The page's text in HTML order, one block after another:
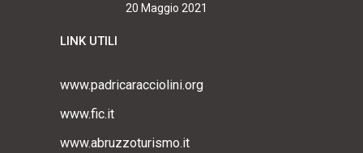
20 Maggio 2021
LINK UTILI
www.padricaracciolini.org
www.fic.it
www.abruzzoturismo.it